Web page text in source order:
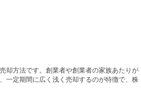
却方法です。創業者や創業者の家族あたりが
一定期間に広く浅く売却するのが特徴で、株